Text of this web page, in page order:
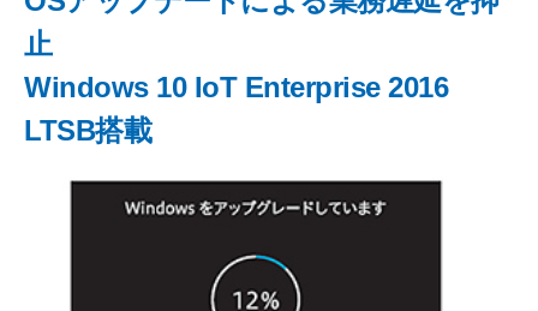
止
Windows 10 IoT Enterprise 2016
LTSB搭載